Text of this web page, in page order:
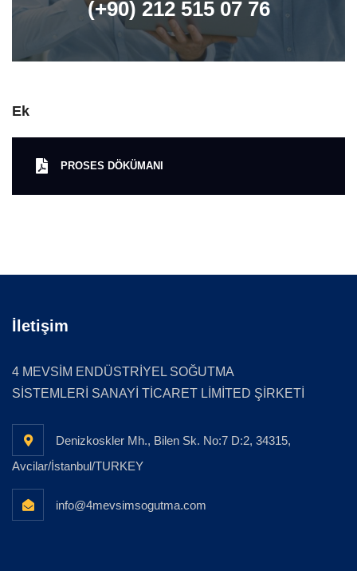
(+90) 212 515 07 76
Ek
PROSES DÖKÜMANI
İletişim
4 MEVSİM ENDÜSTRİYEL SOĞUTMA
SİSTEMLERİ SANAYİ TİCARET LİMİTED ŞİRKETİ
Denizkoskler Mh., Bilen Sk. No:7 D:2, 34315,
Avcilar/İstanbul/TURKEY
info@4mevsimsogutma.com